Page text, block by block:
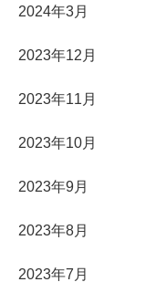
2024年3月
2023年12月
2023年11月
2023年10月
2023年9月
2023年8月
2023年7月